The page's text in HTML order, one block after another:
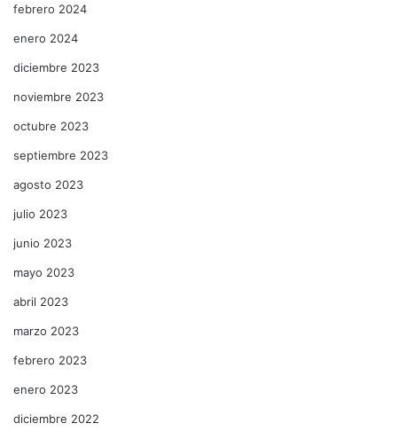
febrero 2024
enero 2024
diciembre 2023
noviembre 2023
octubre 2023
septiembre 2023
agosto 2023
julio 2023
junio 2023
mayo 2023
abril 2023
marzo 2023
febrero 2023
enero 2023
diciembre 2022